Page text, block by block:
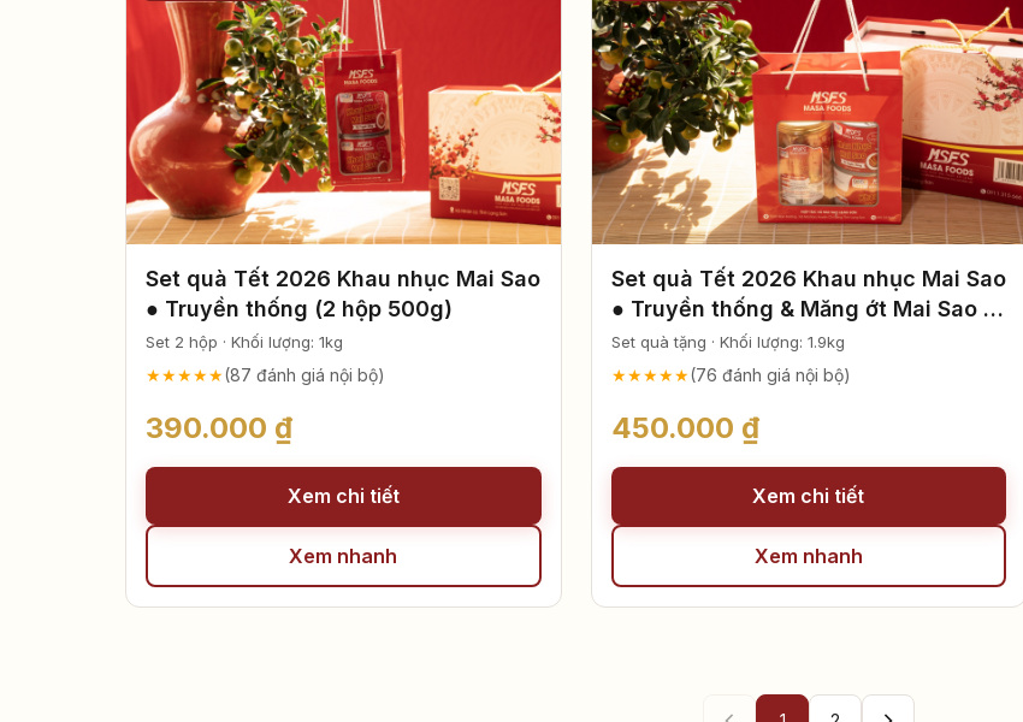
Set quà Tết 2026 Khau nhục Mai Sao
● Truyền thống (2 hộp 500g)
Set 2 hộp · Khối lượng: 1kg
★★★★★(87 đánh giá nội bộ)
390.000 ₫
Xem chi tiết
Xem nhanh
Set quà Tết 2026 Khau nhục Mai Sao
● Truyền thống & Măng ớt Mai Sao -
Tiết Kiệm
Set quà tặng · Khối lượng: 1.9kg
★★★★★(76 đánh giá nội bộ)
450.000 ₫
Xem chi tiết
Xem nhanh